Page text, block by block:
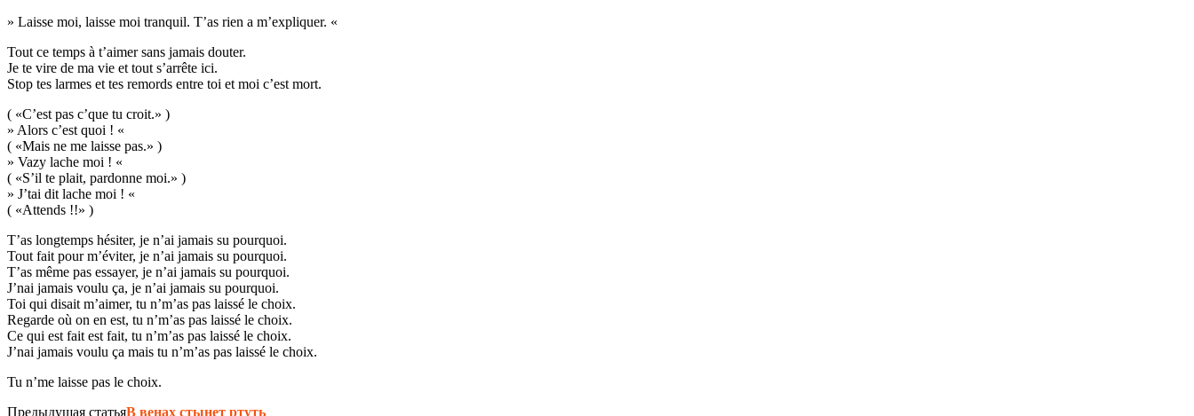
» Laisse moi, laisse moi tranquil. T’as rien a m’expliquer. «
Tout ce temps à t’aimer sans jamais douter.
Je te vire de ma vie et tout s’arrête ici.
Stop tes larmes et tes remords entre toi et moi c’est mort.
( «C’est pas c’que tu croit.» )
» Alors c’est quoi ! «
( «Mais ne me laisse pas.» )
» Vazy lache moi ! «
( «S’il te plait, pardonne moi.» )
» J’tai dit lache moi ! «
( «Attends !!» )
T’as longtemps hésiter, je n’ai jamais su pourquoi.
Tout fait pour m’éviter, je n’ai jamais su pourquoi.
T’as même pas essayer, je n’ai jamais su pourquoi.
J’nai jamais voulu ça, je n’ai jamais su pourquoi.
Toi qui disait m’aimer, tu n’m’as pas laissé le choix.
Regarde où on en est, tu n’m’as pas laissé le choix.
Ce qui est fait est fait, tu n’m’as pas laissé le choix.
J’nai jamais voulu ça mais tu n’m’as pas laissé le choix.
Tu n’me laisse pas le choix.
Предыдущая статьяВ венах стынет ртуть